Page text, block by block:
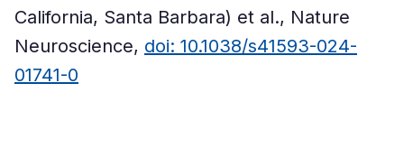
California, Santa Barbara) et al., Nature
Neuroscience, doi: 10.1038/s41593-024-
01741-0